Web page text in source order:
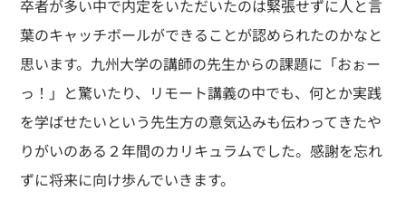
卒者が多い中で内定をいただいたのは緊張せずに人と言
葉のキャッチボールができることが認められたのかなと
思います。九州大学の講師の先生からの課題に「おぉー
っ！」と驚いたり、リモート講義の中でも、何とか実践
を学ばせたいという先生方の意気込みも伝わってきたや
りがいのある２年間のカリキュラムでした。感謝を忘れ
ずに将来に向け歩んでいきます。